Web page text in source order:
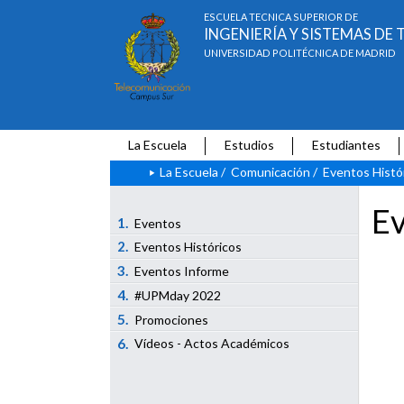
ESCUELA TÉCNICA SUPERIOR DE
INGENIERÍA Y SISTEMAS
UNIVERSIDAD POLITÉCNICA DE MADRID
La Escuela Estudios
Estudiantes
La Escuela / Comunicación / Eventos
1. Eventos
2. Eventos Históricos
3. Eventos Informe
4. #UPMday 2022
5. Promociones
6. Vídeos - Actos Académicos